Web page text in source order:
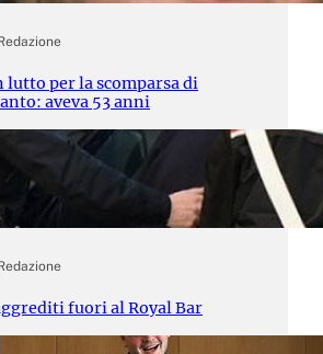
lutto per la scomparsa di
aveva 53 anni
fuori al Royal Bar